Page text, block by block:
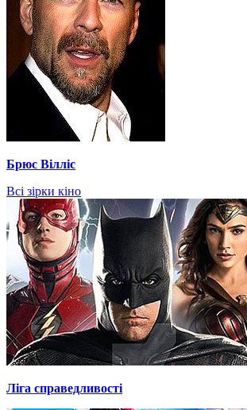
Брюс Вілліс
Всі зірки кіно
Ліга справедливості